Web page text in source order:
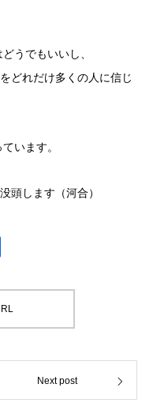
うでもいいし、
どれだけ多くの人に信じ
います。
頭します（河合）
Next post